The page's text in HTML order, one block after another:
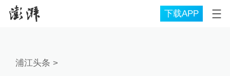
下载APP
浦江头条 >